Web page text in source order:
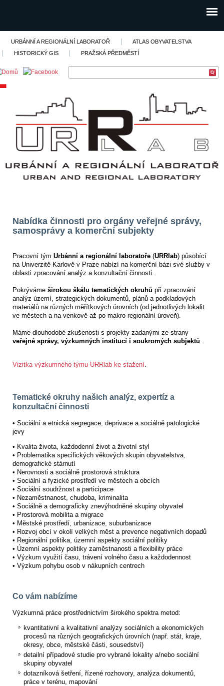
URBÁNNÍ A REGIONÁLNÍ LABORATOŘ
ATLAS OBYVATELSTVA
HISTORICKÝ GIS
PRAŽSKÁ PŘEDMĚSTÍ
Nabídka činnosti pro orgány veřejné správy,
samosprávy a komerční subjekty
Pracovní tým Urbánní a regionální laboratoře (URRlab) působící
na Univerzitě Karlově v Praze nabízí na komerční bázi své služby v
oblasti zpracování analýz a konzultační činnosti.
Pokrýváme širokou škálu tematických okruhů při zpracování
analýz území, strategických dokumentů, plánů a podkladových
materiálů na různých měřítkových úrovních (od jednotlivých lokalit
ve městech a na venkově až po makro-regionální úroveň).
Máme dlouhodobé zkušenosti s projekty zadanými ze strany
veřejné správy, výzkumných institucí i soukromých subjektů.
Vizitka výzkumného týmu URRlab ke stažení.
Tematické okruhy našich analýz, expertíz a
konzultační činnosti
• Sociální a etnická segregace, deprivace a sociálně patologické
jevy
• Kvalita života, každodenní život a životní styl
• Problematika specifických věkových skupin obyvatelstva,
demografické stárnutí
• Nerovnosti a sociálně prostorová struktura
• Sociální a fyzické prostředí ve městech a obcích
• Sociální soudržnost a participace
• Nezaměstnanost, chudoba, kriminalita
• Sociálně a demograficky znevýhodněné skupiny obyvatel
• Prostorová mobilita a migrace
• Městské prostředí, urbanizace, suburbanizace
• Rozvoj obcí v okolí velkých měst a prevence negativních dopadů
• Regionální politika, územní aspekty sociální politiky
• Územní aspekty politiky zaměstnanosti a flexibility práce
• Výzkum využití času, trávení volného času a každodennost
• Výzkum pohybu osob v nákupních centrech
Co vám nabízíme
Výzkumná práce prostřednictvím širokého spektra metod:
kvantitativní a kvalitativní analýzy sociálních a ekonomických
procesů na různých geografických úrovních (např. stát, kraje,
okresy, obce, městské části, sousedství)
detailní případové studie pro vybrané lokality a/nebo sociální
skupiny obyvatel
dotazníková šetření, řízené rozhovory, analýza dokumentů,
práce v terénu, mapování